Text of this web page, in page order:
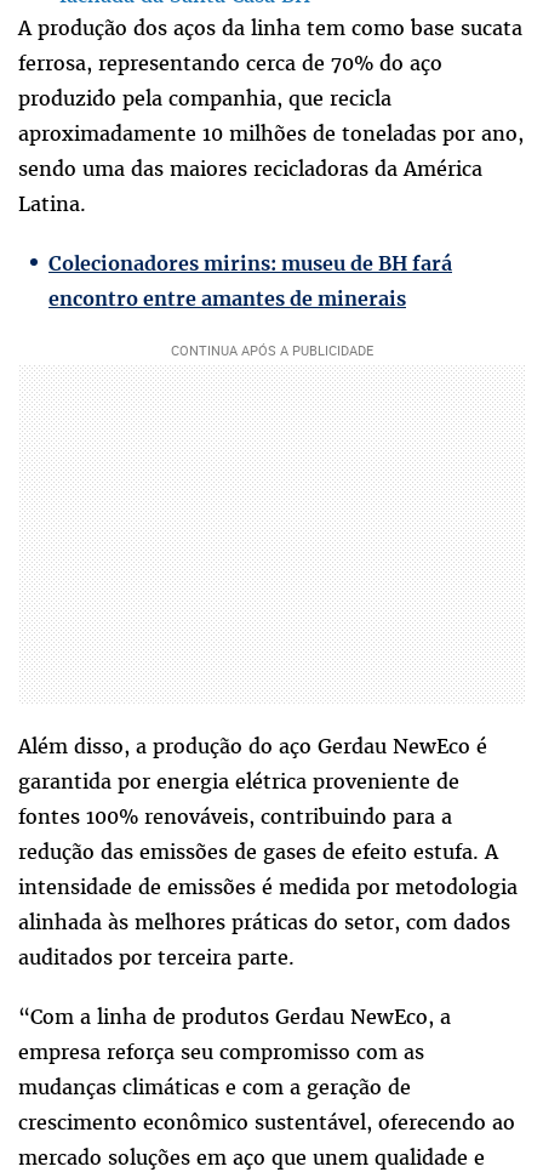
A produção dos aços da linha tem como base sucata
ferrosa, representando cerca de 70% do aço
produzido pela companhia, que recicla
aproximadamente 10 milhões de toneladas por ano,
sendo uma das maiores recicladoras da América
Latina.
Colecionadores mirins: museu de BH fará
encontro entre amantes de minerais
Além disso, a produção do aço Gerdau NewEco é
garantida por energia elétrica proveniente de
fontes 100% renováveis, contribuindo para a
redução das emissões de gases de efeito estufa. A
intensidade de emissões é medida por metodologia
alinhada às melhores práticas do setor, com dados
auditados por terceira parte.
“Com a linha de produtos Gerdau NewEco, a
empresa reforça seu compromisso com as
mudanças climáticas e com a geração de
crescimento econômico sustentável, oferecendo ao
mercado soluções em aço que unem qualidade e